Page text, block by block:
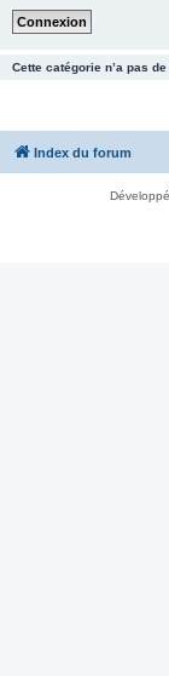
Cette catégorie n’a pas de
Index du forum